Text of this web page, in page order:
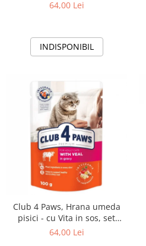
24*100g
64,00 Lei
INDISPONIBIL
Club 4 Paws, Hrana umeda
pisici - cu Vita in sos, set
24x100g
64,00 Lei